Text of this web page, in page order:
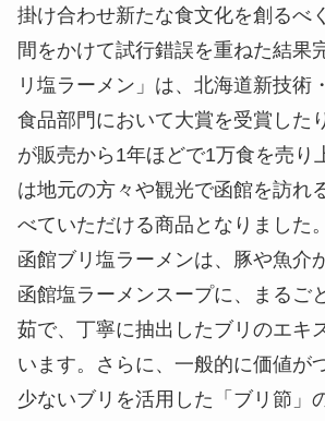
掛け合わせ新たな食文化を創るべ
間をかけて試行錯誤を重ねた結果
リ塩ラーメン」は、北海道新技術
食品部門において大賞を受賞した
が販売から1年ほどで1万食を売り
は地元の方々や観光で函館を訪れ
べていただける商品となりました。
函館ブリ塩ラーメンは、豚や魚介
函館塩ラーメンスープに、まるご
茹で、丁寧に抽出したブリのエキ
います。さらに、一般的に価値が
少ないブリを活用した「ブリ節」